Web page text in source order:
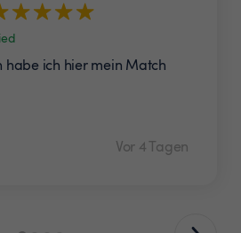
habe ich hier mein Match
Vor 4 Tagen